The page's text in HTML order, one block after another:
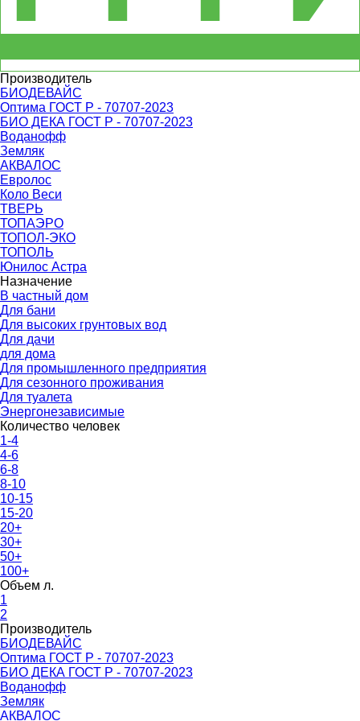
Производитель
БИОДЕВАЙС
Оптима ГОСТ Р - 70707-2023
БИО ДЕКА ГОСТ Р - 70707-2023
Воданофф
Земляк
АКВАЛОС
Евролос
Коло Веси
ТВЕРЬ
ТОПАЭРО
ТОПОЛ-ЭКО
ТОПОЛЬ
Юнилос Астра
Назначение
В частный дом
Для бани
Для высоких грунтовых вод
Для дачи
для дома
Для промышленного предприятия
Для сезонного проживания
Для туалета
Энергонезависимые
Количество человек
1-4
4-6
6-8
8-10
10-15
15-20
20+
30+
50+
100+
Объем л.
1
2
Производитель
БИОДЕВАЙС
Оптима ГОСТ Р - 70707-2023
БИО ДЕКА ГОСТ Р - 70707-2023
Воданофф
Земляк
АКВАЛОС